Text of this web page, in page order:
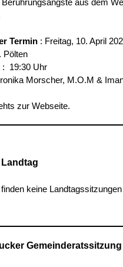
aus dem
Termin : Freitag, 10. April
Pölten
: 19:30 Uhr
Morscher, M.O.M &
zur Webseite.
keine
Gemeinderatssitzung